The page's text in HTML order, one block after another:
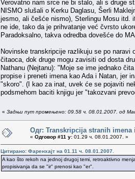
Verovatno nam srce ne bi stalo, ali s druge
NISMO slušali o Kerku Daglasu, Šerli
jesmo, ali češće nismo), Sterlingu Mosu itd.
ne ide, tako da je prihvatanje već čvrsto
Paradoksalno, takva odredba dovešće do
Novinske transkripcije razlikuju se po naravi
čitaoca, dok druge mogu zavisiti od dosta
Nathanu (Nejtanu): "Moje se ime jednako
propise i preneti imena kao Ada i Natan, jer
"skoro". (I kao za inat, uvek će se pojaviti
podsmehom baciti knjigu jer "takozvani
« Задњи пут промењено: 09.58 ч. 08.01.2007. од
Одг: Transkripcija stranih imena
« Одговор #11 у: 01.29 ч. 08.01.2007. »
Цитирано: Фаренхајт на 01.11 ч. 08.01.2007.
A kao što rekoh na jednoj drugoj temi, retroaktivno
propisivanja da se "ir" prenosi kao "er".